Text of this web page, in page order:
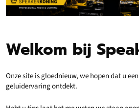
Welkom bij
Onze site is gloednieuw, we hopen dat u
geluidervaring ontdekt.